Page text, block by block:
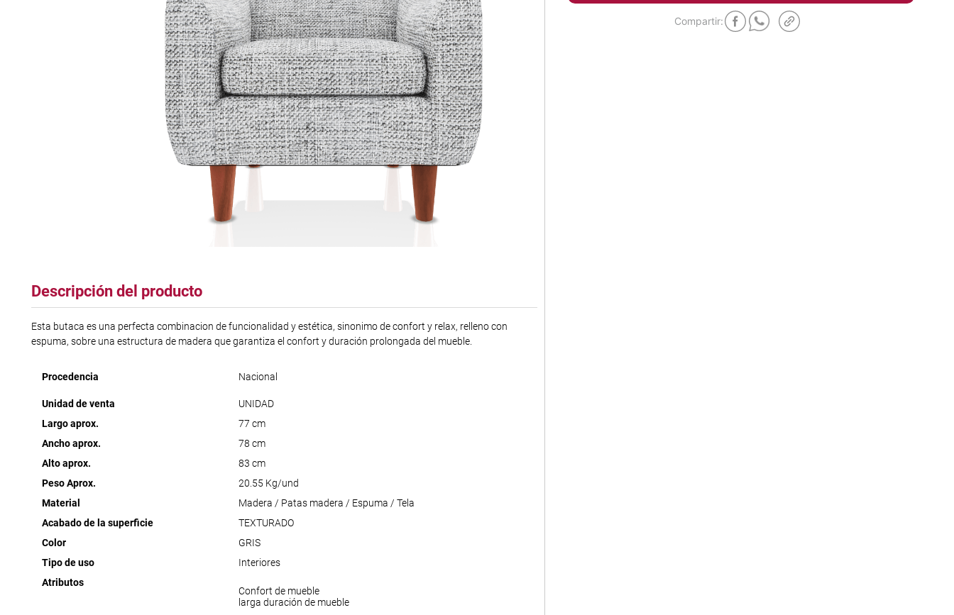
Descripción del producto
Esta butaca es una perfecta combinacion de funcionalidad y estética, sinonimo de confort y relax, relleno con
espuma, sobre una estructura de madera que garantiza el confort y duración prolongada del mueble.
Procedencia Nacional
Unidad de venta
UNIDAD
Largo aprox.
77 cm
Ancho aprox.
78 cm
Alto aprox.
83 cm
Peso Aprox.
20.55 Kg/und
Material
Madera / Patas madera / Espuma / Tela
Acabado de la superficie
TEXTURADO
Color
GRIS
Tipo de uso
Interiores
Atributos
Confort de mueble
larga duración de mueble
tapete